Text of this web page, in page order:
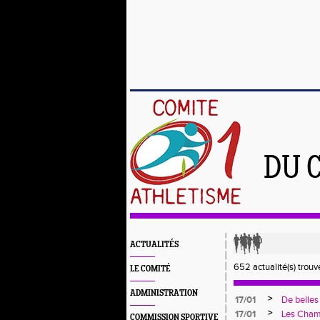
DU
ACTUALITÉS
LE COMITÉ
ADMINISTRATION
COMMISSION SPORTIVE
652 actualité(s)
17/01 >
De
dernier à
17/01 >
Les